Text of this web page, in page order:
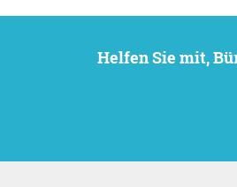
Helfen Sie mit,